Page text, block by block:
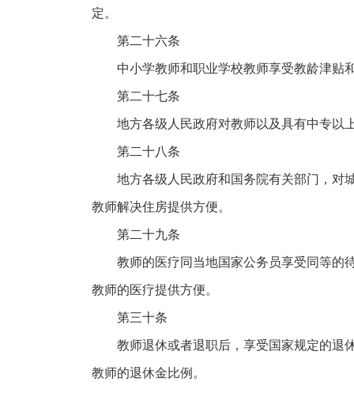
定。
第二十六条
中小学教师和职业学校教师享受教龄津贴
第二十七条
地方各级人民政府对教师以及具有中专以
第二十八条
地方各级人民政府和国务院有关部门，对
教师解决住房提供方便。
第二十九条
教师的医疗同当地国家公务员享受同等的
教师的医疗提供方便。
第三十条
教师退休或者退职后，享受国家规定的退
教师的退休金比例。